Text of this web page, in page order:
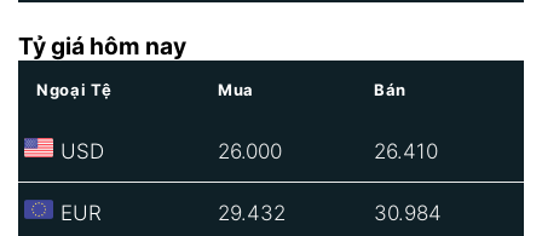
Tỷ giá hôm nay
Ngoại Tệ Mua Bán
USD 26.000 26.410
EUR 29.432 30.984